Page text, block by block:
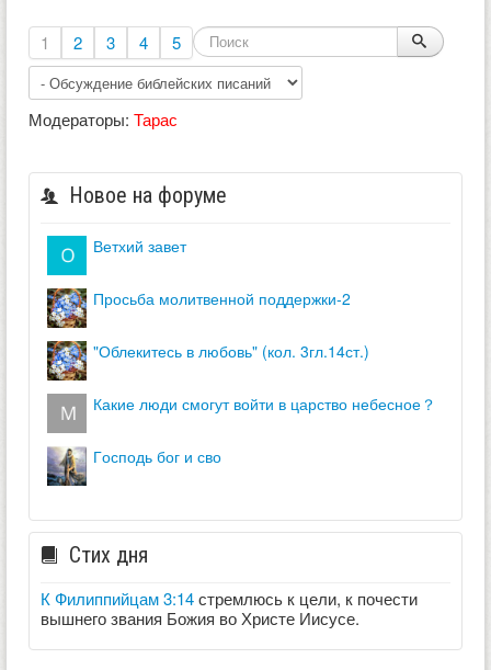
1 2 3 4 5
Модераторы: Тарас
Новое на форуме
ветхий завет
просьба молитвенной поддержки-2
"облекитесь в любовь" (кол. 3гл.14ст.)
какие люди смогут войти в царство небесное？
господь бог и сво
Стих дня
К Филиппийцам 3:14стремлюсь к цели, к почести
вышнего звания Божия во Христе Иисусе.